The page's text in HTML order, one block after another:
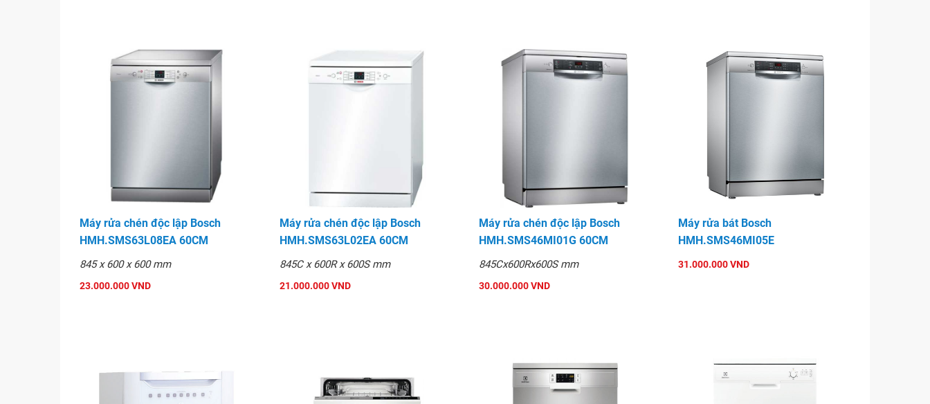
Máy rửa chén độc lập Bosch
HMH.SMS63L08EA 60CM
845 x 600 x 600 mm
23.000.000 VND
Máy rửa chén độc lập Bosch
HMH.SMS63L02EA 60CM
845C x 600R x 600S mm
21.000.000 VND
Máy rửa chén độc lập Bosch
HMH.SMS46MI01G 60CM
845Cx600Rx600S mm
30.000.000 VND
Máy rửa bát Bosch
HMH.SMS46MI05E
31.000.000 VND